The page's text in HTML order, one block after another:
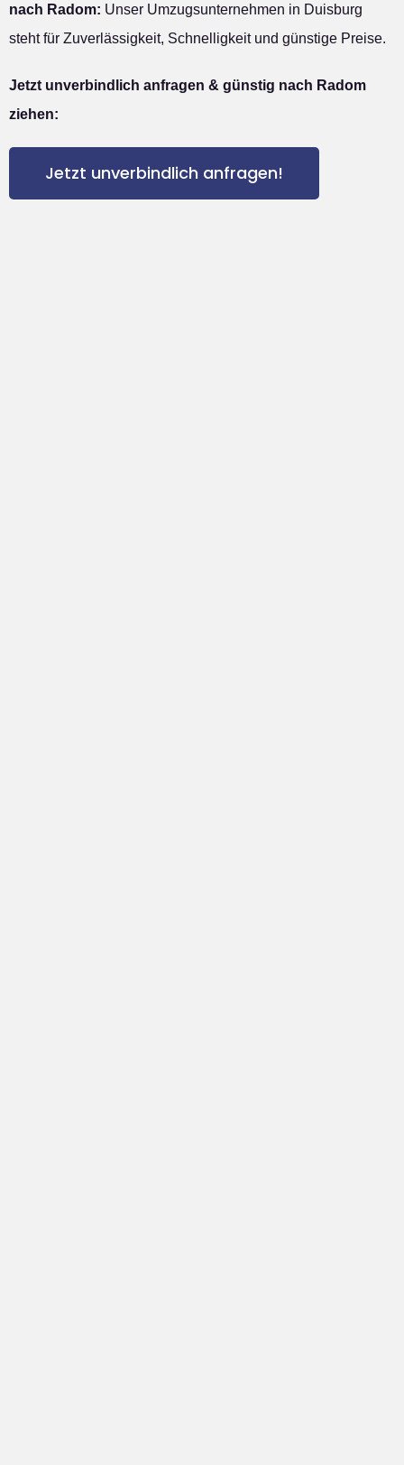
nach Radom: Unser Umzugsunternehmen in Duisburg
steht für Zuverlässigkeit, Schnelligkeit und günstige Preise.
Jetzt unverbindlich anfragen & günstig nach Radom
ziehen:
Jetzt unverbindlich anfragen!